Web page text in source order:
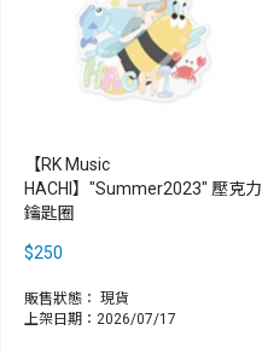
【RK Music
HACHI】"Summer2023" 壓克力
鑰匙圈
$250
販售狀態： 現貨
上架日期：2026/07/17